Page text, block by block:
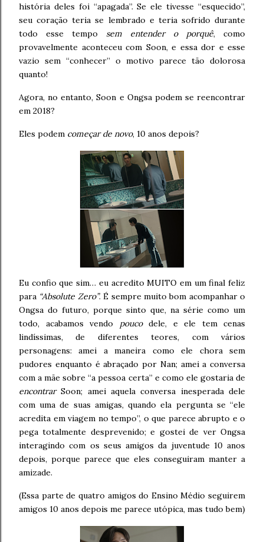
história deles foi “apagada”. Se ele tivesse “esquecido”,
seu coração teria se lembrado e teria sofrido durante
todo esse tempo sem entender o porquê, como
provavelmente aconteceu com Soon, e essa dor e esse
vazio sem “conhecer” o motivo parece tão dolorosa
quanto!
Agora, no entanto, Soon e Ongsa podem se reencontrar
em 2018?
Eles podem começar de novo, 10 anos depois?
Eu confio que sim… eu acredito MUITO em um final feliz
para “Absolute Zero”. É sempre muito bom acompanhar o
Ongsa do futuro, porque sinto que, na série como um
todo, acabamos vendo poucodele, e ele tem cenas
lindíssimas, de diferentes teores, com vários
personagens: amei a maneira como ele chora sem
pudores enquanto é abraçado por Nan; amei a conversa
com a mãe sobre “a pessoa certa” e como ele gostaria de
encontrarSoon; amei aquela conversa inesperada dele
com uma de suas amigas, quando ela pergunta se “ele
acredita em viagem no tempo”, o que parece abrupto e o
pega totalmente desprevenido; e gostei de ver Ongsa
interagindo com os seus amigos da juventude 10 anos
depois, porque parece que eles conseguiram manter a
amizade.
(Essa parte de quatro amigos do Ensino Médio seguirem
amigos 10 anos depois me parece utópica, mas tudo bem)